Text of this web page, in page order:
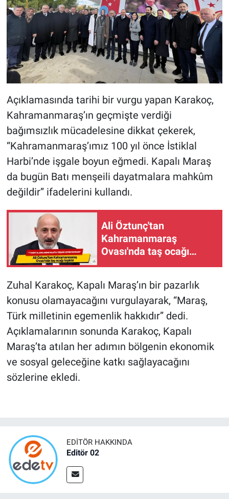
Açıklamasında tarihi bir vurgu yapan Karakoç,
Kahramanmaraş’ın geçmişte verdiği
bağımsızlık mücadelesine dikkat çekerek,
“Kahramanmaraş’ımız 100 yıl önce İstiklal
Harbi’nde işgale boyun eğmedi. Kapalı Maraş
da bugün Batı menşeili dayatmalara mahkûm
değildir” ifadelerini kullandı.
Ali Öztunç'tan
Kahramanmaraş
Ovası'nda taş ocağı
Etmeyeceğiz"
Zuhal Karakoç, Kapalı Maraş’ın bir pazarlık
konusu olamayacağını vurgulayarak, “Maraş,
Türk milletinin egemenlik hakkıdır” dedi.
Açıklamalarının sonunda Karakoç, Kapalı
Maraş’ta atılan her adımın bölgenin ekonomik
ve sosyal geleceğine katkı sağlayacağını
sözlerine ekledi.
EDITÖR HAKKINDA
Editör 02